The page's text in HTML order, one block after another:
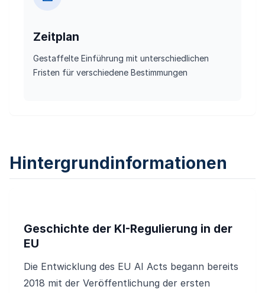
Zeitplan
Gestaffelte Einführung mit unterschiedlichen
Fristen für verschiedene Bestimmungen
Hintergrundinformationen
Geschichte der KI-Regulierung in der
EU
Die Entwicklung des EU AI Acts begann bereits
2018 mit der Veröffentlichung der ersten